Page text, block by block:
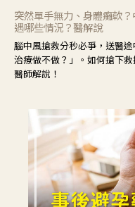
突然單手無力、身體癱軟
遇哪些情況？醫解說
腦中風搶救分秒必爭，送醫
治療做不做？」。如何搶下
醫師解說！